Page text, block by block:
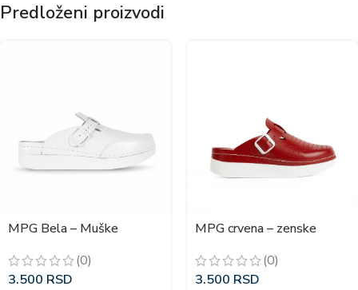
Predloženi proizvodi
MPG Bela – Muške
(0)
3.500 RSD
MPG crvena – zenske
(0)
3.500 RSD